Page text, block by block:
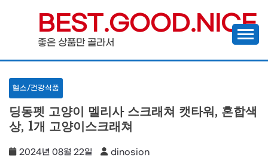
content
BEST.GOOD.NICE
좋은 상품만 골라서
헬스/건강식품
딩동펫 고양이 멜리사 스크래쳐 캣타워, 혼합색
상, 1개 고양이스크래쳐
2024년 08월 22일 dinosion